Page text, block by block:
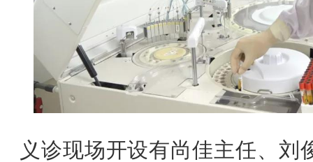
义诊现场开设有尚佳主任、刘